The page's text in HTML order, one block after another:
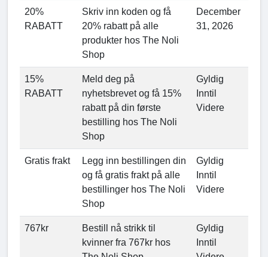
20%
RABATT
Skriv inn koden og få
20% rabatt på alle
produkter hos The Noli
Shop
December
31, 2026
15%
RABATT
Meld deg på
nyhetsbrevet og få 15%
rabatt på din første
bestilling hos The Noli
Shop
Gyldig
Inntil
Videre
Gratis frakt
Legg inn bestillingen din
og få gratis frakt på alle
bestillinger hos The Noli
Shop
Gyldig
Inntil
Videre
767kr
Bestill nå strikk til
kvinner fra 767kr hos
Gyldig
Inntil